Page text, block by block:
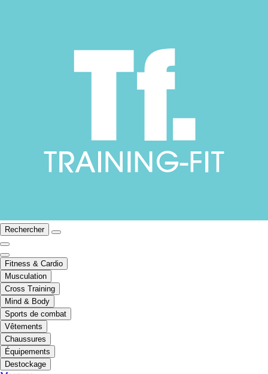
Rechercher
Fitness & Cardio
Musculation
Cross Training
Mind & Body
Sports de combat
Vêtements
Chaussures
Équipements
Destockage